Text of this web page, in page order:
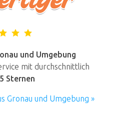
und Umgebung
mit durchschnittlich
Sternen
Gronau und Umgebung »